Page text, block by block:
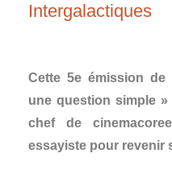
Intergalactiques
Cette 5e émission de
une question simple
chef de
essayiste pour revenir